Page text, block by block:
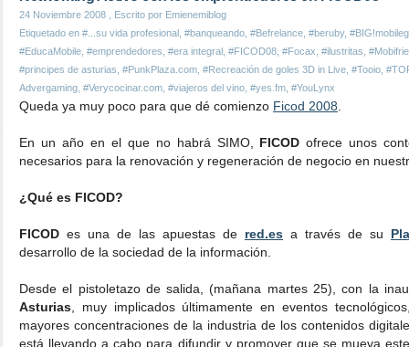
24 Noviembre 2008 , Escrito por Emienemiblog
Etiquetado en #...su vida profesional #banqueando #Befrelance #beruby,
#EducaMobile #emprendedores #era integral #FICOD08 #Focax #ilustritas
#principes de asturias #PunkPlaza.com #Recreación de goles 3D in Live #Tooio
Advergaming #Verycocinar.com #viajeros del vino #yes.fm #YouLynx
Queda ya muy poco para que dé comienzo Ficod 2008
En un año en el que no habrá SIMO, FICODofrece unos
necesarios para la renovación y regeneración de negocio en
¿Qué es FICOD?
FICOD es una de las apuestas de red.es a través de su
desarrollo de la sociedad de la información.
Desde el pistoletazo de salida, (mañana martes 25), con la
Asturias , muy implicados últimamente en eventos
mayores concentraciones de la industria de los contenidos
está llevando a cabo para difundir y promover que se mueva